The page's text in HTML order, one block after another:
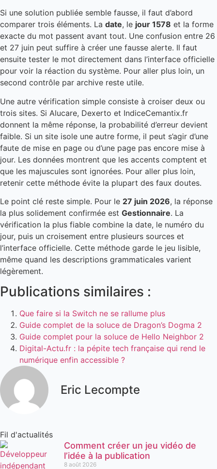
Si une solution publiée semble fausse, il faut d’abord
comparer trois éléments. La date, le jour 1578 et la forme
exacte du mot passent avant tout. Une confusion entre 26
et 27 juin peut suffire à créer une fausse alerte. Il faut
ensuite tester le mot directement dans l’interface officielle
pour voir la réaction du système. Pour aller plus loin, un
second contrôle par archive reste utile.
Une autre vérification simple consiste à croiser deux ou
trois sites. Si Alucare, Dexerto et IndiceCemantix.fr
donnent la même réponse, la probabilité d’erreur devient
faible. Si un site isole une autre forme, il peut s’agir d’une
faute de mise en page ou d’une page pas encore mise à
jour. Les données montrent que les accents comptent et
que les majuscules sont ignorées. Pour aller plus loin,
retenir cette méthode évite la plupart des faux doutes.
Le point clé reste simple. Pour le 27 juin 2026, la réponse
la plus solidement confirmée est Gestionnaire. La
vérification la plus fiable combine la date, le numéro du
jour, puis un croisement entre plusieurs sources et
l’interface officielle. Cette méthode garde le jeu lisible,
même quand les descriptions grammaticales varient
légèrement.
Publications similaires :
Que faire si la Switch ne se rallume plus
Guide complet de la soluce de Dragon’s Dogma 2
Guide complet pour la soluce de Hello Neighbor 2
Digital-Actu.fr : la pépite tech française qui rend le
numérique enfin accessible ?
Eric Lecompte
Fil d'actualités
Comment créer un jeu vidéo de
l’idée à la publication
8 août 2026